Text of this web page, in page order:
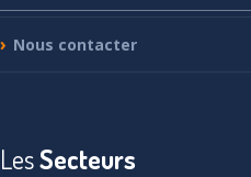
Nous contacter
LesSecteurs